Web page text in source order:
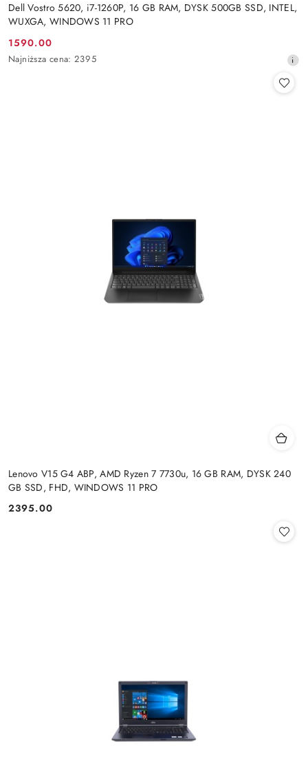
Dell Vostro 5620, i7-1260P, 16 GB RAM, DYSK 500GB SSD, INTEL,
WUXGA, WINDOWS 11 PRO
Cena
promocyjna:
1590.00
Najniższa
Najniższa cena: 2395
Lenovo V15 G4 ABP, AMD Ryzen 7 7730u, 16 GB RAM, DYSK 240
GB SSD, FHD, WINDOWS 11 PRO
Cena:
2395.00